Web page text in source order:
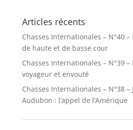
Articles récents
Chasses Internationales – N°40 –
de haute et de basse cour
Chasses Internationales – N°39
voyageur et envouté
Chasses Internationales – N°38 –
Audubon : l’appel de l’Amérique